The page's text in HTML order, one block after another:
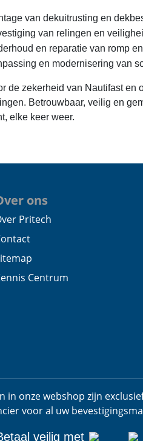
van dekuitrusting en
van relingen en
en reparatie van romp
en modernisering van
de zekerheid van Nautifast
Betrouwbaar, veilig en
elke keer weer.
ons
Pritech
Centrum
in onze webshop zijn
voor al uw
veilig met